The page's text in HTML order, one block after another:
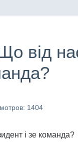
від
1404
і зе команда?